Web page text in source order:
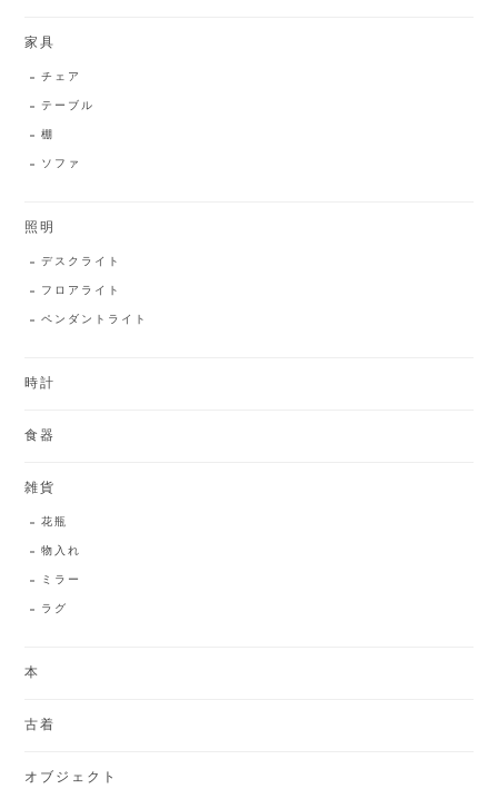
家具
チェア
テーブル
棚
ソファ
照明
デスクライト
フロアライト
ペンダントライト
時計
食器
雑貨
花瓶
物入れ
ミラー
ラグ
本
古着
オブジェクト